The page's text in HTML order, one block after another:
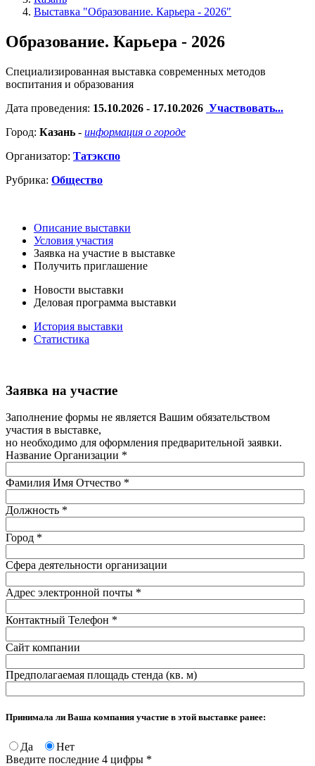
Выставка "Образование. Карьера - 2026"
Образование. Карьера - 2026
Специализированная выставка современных методов
воспитания и образования
Дата проведения: 15.10.2026 - 17.10.2026 Участвовать...
Город: Казань - информация о городе
Организатор: Татэкспо
Рубрика: Общество
Описание выставки
Условия участия
Заявка на участие в выставке
Получить приглашение
Новости выставки
Деловая программа выставки
История выставки
Статистика
Заявка на участие
Заполнение формы не является Вашим обязательством
участия в выставке,
но необходимо для оформления предварительной заявки.
Название Организации *
Фамилия Имя Отчество *
Должность *
Город *
Сфера деятельности организации
Адрес электронной почты *
Контактный Телефон *
Сайт компании
Предполагаемая площадь стенда (кв. м)
Принимала ли Ваша компания участие в этой выставке ранее:
Да
Нет
Введите последние 4 цифры *